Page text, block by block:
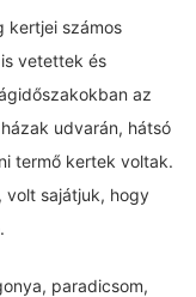
kertjei számos
vetettek és
az
udvarán, hátsó
termő kertek voltak.
volt sajátjuk, hogy
paradicsom,